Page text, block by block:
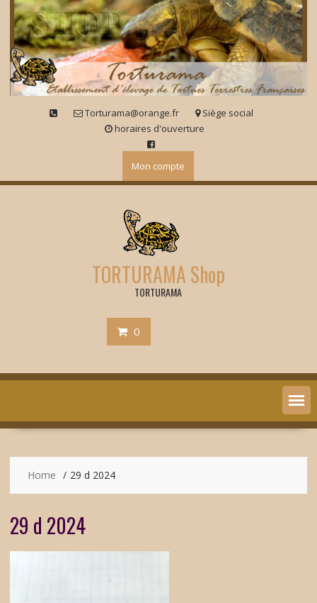
Skip
content
Torturama@orange.fr
Siège social
horaires d'ouverture
Mon compte
TORTURAMA Shop
TORTURAMA
0
Home 29 d 2024
29 d 2024